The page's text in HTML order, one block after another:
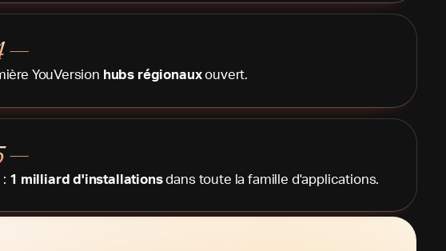
—
YouVersion hubs régionauxouvert.
—
1 milliard d'installationsdans toute la famille d'applications.